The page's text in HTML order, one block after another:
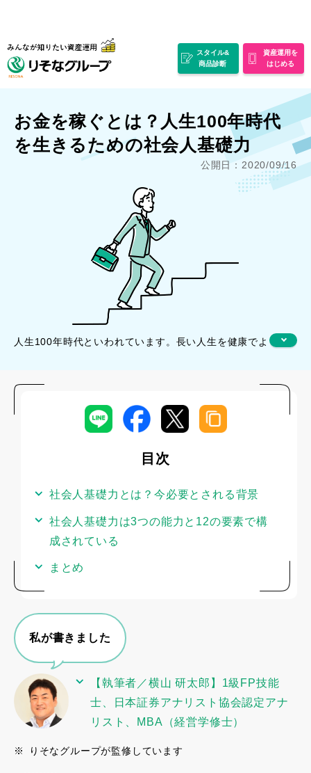
スタイル&
商品診断
資産運用を
はじめる
お金を稼ぐとは？人生100年時代
を生きるための社会人基礎力
公開日：2020/09/16
人生100年時代といわれています。長い人生を健康でよ
ルとして経済産業省は「社会人基礎力」を訴えていま
では、社会人基礎力とはどのようなものなのでしょう
か。ここでは人生100年時代を生き抜くための社会人基
目次
社会人基礎力とは？今必要とされる背景
社会人基礎力は3つの能力と12の要素で構
成されている
まとめ
私が書きました
【執筆者／横山 研太郎】1級FP技能
士、日本証券アナリスト協会認定アナ
リスト、MBA（経営学修士）
※ りそなグループが監修しています